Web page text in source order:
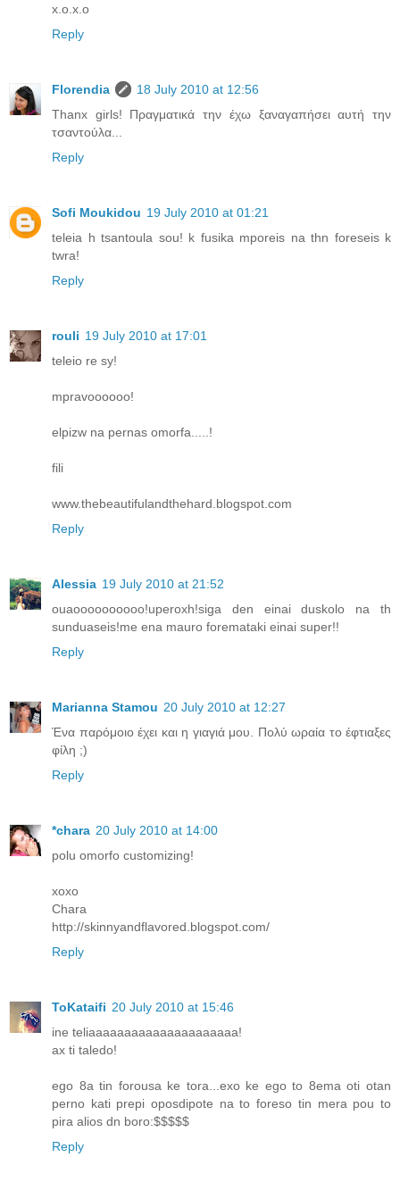
x.o.x.o
Reply
Florendia
18 July 2010 at 12:56
Thanx girls! Πραγματικά την έχω ξαναγαπήσει αυτή την
τσαντούλα...
Reply
Sofi Moukidou 19 July 2010 at 01:21
teleia h tsantoula sou! k fusika mporeis na thn foreseis k
twra!
Reply
rouli 19 July 2010 at 17:01
teleio re sy!
mpravoooooo!
elpizw na pernas omorfa.....!
fili
www.thebeautifulandthehard.blogspot.com
Reply
Alessia 19 July 2010 at 21:52
ouaoooooooooo!uperoxh!siga den einai duskolo na th
sunduaseis!me ena mauro foremataki einai super!!
Reply
Marianna Stamou 20 July 2010 at 12:27
Ένα παρόμοιο έχει και η γιαγιά μου. Πολύ ωραία το έφτιαξες
φίλη ;)
Reply
*chara 20 July 2010 at 14:00
polu omorfo customizing!
xoxo
Chara
http://skinnyandflavored.blogspot.com/
Reply
ToKataifi 20 July 2010 at 15:46
ine teliaaaaaaaaaaaaaaaaaaaaa!
ax ti taledo!
ego 8a tin forousa ke tora...exo ke ego to 8ema oti otan
perno kati prepi oposdipote na to foreso tin mera pou to
pira alios dn boro:$$$$$
Reply